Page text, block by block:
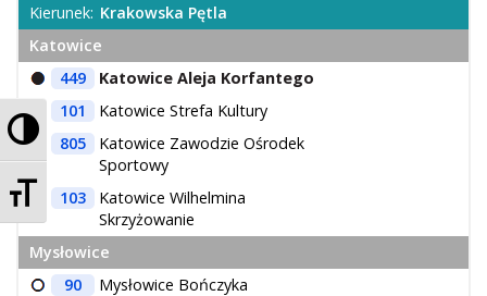
Przełącz wysoki kontrast
Zmień rozmiar czcionek
Kierunek: Krakowska Pętla
Katowice
449
Katowice Aleja Korfantego
101
Katowice Strefa Kultury
805
Katowice Zawodzie Ośrodek
Sportowy
103
Katowice Wilhelmina
Skrzyżowanie
Mysłowice
90
Mysłowice Bończyka